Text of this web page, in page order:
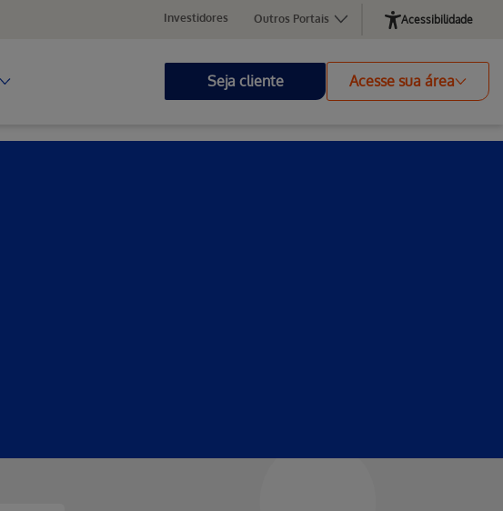
Investidores Outros Portais Acessibilidade
Seja cliente Acesse sua área